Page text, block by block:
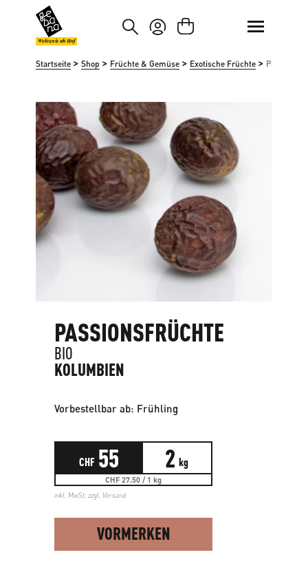
Hauptinhalt springen
Zur Suche springen
Weltweit ab Hof
Startseite > Shop > Früchte & Gemüse > Exotische Früchte >
Bildergalerie überspringen
PASSIONSFRÜCHTE
BIO
KOLUMBIEN
Vorbestellbar ab: Frühling
CHF 55 2 kg
CHF 27.50 / 1 kg
inkl. MwSt. zzgl. Versand
VORMERKEN